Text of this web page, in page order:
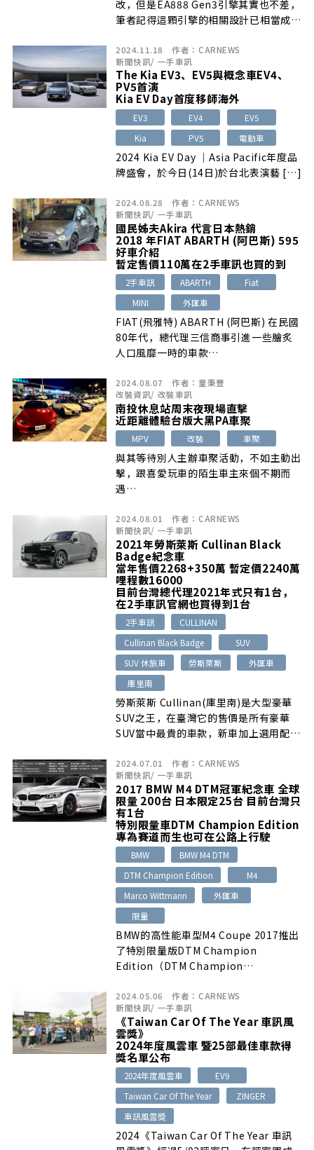
改，但是EA888 Gen3引擎其實也不差，
筆者記得這顆引擎的相關設計已相當成
題外，也導入許多新的引擎科技。
2024.11.18 作者： CARNEWS
新聞快訊/ 一手車訊
The Kia EV3、EV5與概念車EV4、
PV5首演
Kia EV Day首度移師海外
EV3 EV4
EV5
Kia
PV5 電動車
2024 Kia EV Day ｜Asia Pacific年度品
牌盛會，於今日(14日)於台北表演藝 […]
2024.08.28 作者： CARNEWS
新聞快訊/ 一手車訊
國民姊夫Akira 代言日本熱銷
2018 年FIAT ABARTH (阿巴斯) 595
好車介紹
暫定售價110萬在2手車訊也買的到
2手車訊 ABARTH
Fiat
MINI
外匯車
FIAT(飛雅特) ABARTH (阿巴斯) 在民國
80年代，總代理三信商事引進一些膾炙
人口風靡一時的車款…
2024.08.07 作者： 童秉豐
改裝資訊/ 改裝車訊
南投休息站周末夜現場直擊
近距離體驗台版大黑PA車聚
MPV 改裝 車聚
與其等待別人主辦車聚活動，不如主動出
擊，跟喜愛玩車的陌生車主來個不期而
遇…
2024.08.01 作者： CARNEWS
新聞快訊/ 一手車訊
2021年勞斯萊斯 Cullinan Black
Badge紀念車
當年售價2268+350萬 暫定價2240萬
哩程數16000
目前台灣總代理2021年式只有1台，
在2手車訊官網也買得到1台
2手車訊
CULLINAN
Cullinan Black Badge
SUV
SUV 休旅車
勞斯萊斯
外匯車
庫里南
勞斯萊斯 Cullinan(庫里南)是大型豪華
SUV之王，在臺灣它的售價是所有豪華
SUV當中最貴的車款，新車加上選用配備
2024.07.01 作者： CARNEWS
新聞快訊/ 一手車訊
2017 BMW M4 DTM冠軍紀念車 全球
限量 200台 日本限定25台 目前台灣只
有1台
特別限量車DTM Champion Edition
專為賽道而生也可在公路上行駛
BMW
BMW M4 DTM
DTM Champion Edition
M4
Marco Wittmann
外匯車
限量
BMW的高性能車型M4 Coupe 2017推出
了特別限量版DTM Champion
Edition（DTM Champion
25台引進到日本。
2024.05.06 作者： CARNEWS
新聞快訊/ 一手車訊
《Taiwan Car Of The Year 車訊風
雲獎》
2024年度風雲車 暨25部最佳車款得
獎名單公布
2024年度風雲車
EV9
Taiwan Car Of The Year
ZINGER
車訊風雲獎
2024《Taiwan Car Of The Year 車訊